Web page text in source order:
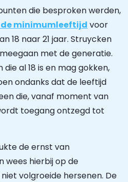
die besproken werden,
minimumleeftijd voor
18 naar 21 jaar. Struycken
met de generatie.
al 18 is en mag gokken,
ondanks dat de leeftijd
die, vanaf moment van
toegang ontzegd tot
de ernst van
wees hierbij op de
volgroeide hersenen. De